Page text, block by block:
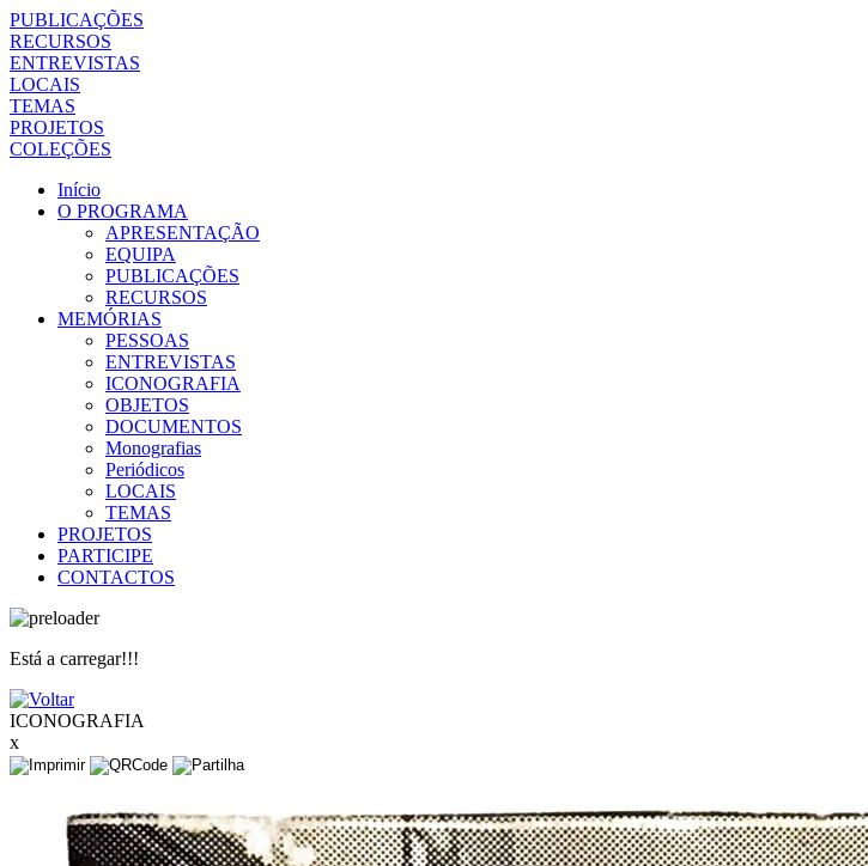
PUBLICAÇÕES
RECURSOS
ENTREVISTAS
LOCAIS
TEMAS
PROJETOS
COLEÇÕES
Início
O PROGRAMA
APRESENTAÇÃO
EQUIPA
PUBLICAÇÕES
RECURSOS
MEMÓRIAS
PESSOAS
ENTREVISTAS
ICONOGRAFIA
OBJETOS
DOCUMENTOS
Monografias
Periódicos
LOCAIS
TEMAS
PROJETOS
PARTICIPE
CONTACTOS
Está a carregar!!!
ICONOGRAFIA
x